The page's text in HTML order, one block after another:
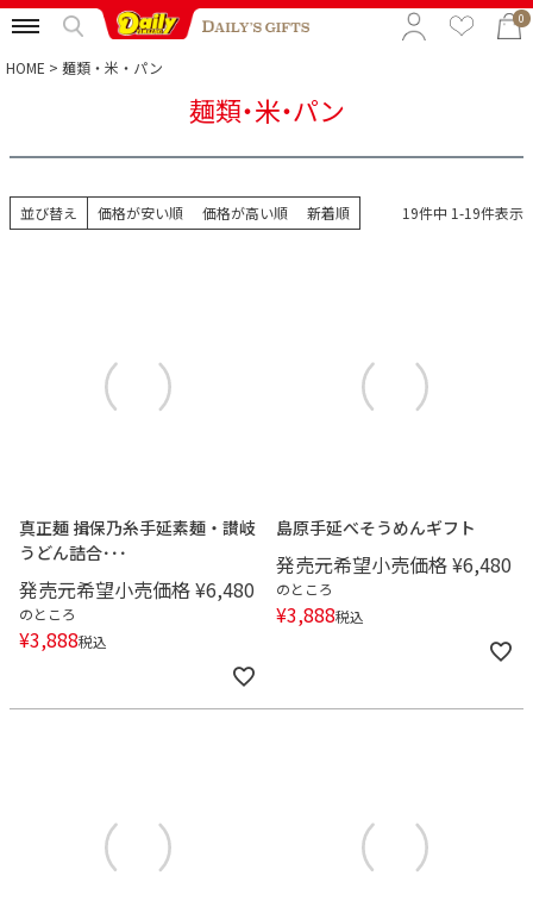
0
カテゴリから選ぶ
HOME 麺類・米・パン
麺類・米・パン
並び替え 価格が安い順 価格が高い順 新着順 19件中 1-19件表示
真正麺 揖保乃糸手延素麺・讃岐
うどん詰合･･･
発売元希望小売価格¥6,480
のところ
¥3,888税込
島原手延べそうめんギフト
発売元希望小売価格¥6,480
のところ
¥3,888税込